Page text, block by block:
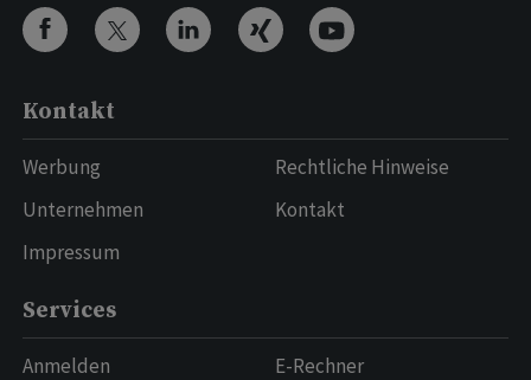
Kontakt
Werbung
Unternehmen
Impressum
Rechtliche Hinweise
Kontakt
Services
Anmelden
E-Rechner